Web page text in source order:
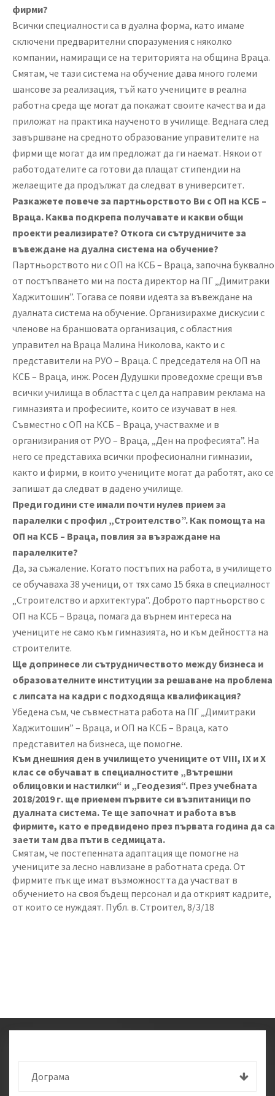
фирми?
Всички специалности са в дуална форма, като имаме
сключени предварителни споразумения с няколко
компании, намиращи се на територията на община Враца.
Смятам, че тази система на обучение дава много големи
шансове за реализация, тъй като учениците в реална
работна среда ще могат да покажат своите качества и да
приложат на практика наученото в училище. Веднага след
завършване на средното образование управителите на
фирми ще могат да им предложат да ги наемат. Някои от
работодателите са готови да плащат стипендии на
желаещите да продължат да следват в университет.
Разкажете повече за партньорството Ви с ОП на КСБ –
Враца. Каква подкрепа получавате и какви общи
проекти реализирате? Откога си сътрудничите за
въвеждане на дуална система на обучение?
Партньорството ни с ОП на КСБ – Враца, започна буквално
от постъпването ми на поста директор на ПГ „Димитраки
Хаджитошин”. Тогава се появи идеята за въвеждане на
дуалната система на обучение. Организирахме дискусии с
членове на браншовата организация, с областния
управител на Враца Малина Николова, както и с
представители на РУО – Враца. С председателя на ОП на
КСБ – Враца, инж. Росен Дудушки проведохме срещи във
всички училища в областта с цел да направим реклама на
гимназията и професиите, които се изучават в нея.
Съвместно с ОП на КСБ – Враца, участвахме и в
организирания от РУО – Враца, „Ден на професията”. На
него се представиха всички професионални гимназии,
както и фирми, в които учениците могат да работят, ако се
запишат да следват в дадено училище.
Преди години сте имали почти нулев прием за
паралелки с профил „Строителство”. Как помощта на
ОП на КСБ – Враца, повлия за възраждане на
паралелките?
Да, за съжаление. Когато постъпих на работа, в училището
се обучаваха 38 ученици, от тях само 15 бяха в специалност
„Строителство и архитектура”. Доброто партньорство с
ОП на КСБ – Враца, помага да върнем интереса на
учениците не само към гимназията, но и към дейността на
строителите.
Ще допринесе ли сътрудничеството между бизнеса и
образователните институции за решаване на проблема
с липсата на кадри с подходяща квалификация?
Убедена съм, че съвместната работа на ПГ „Димитраки
Хаджитошин” – Враца, и ОП на КСБ – Враца, като
представител на бизнеса, ще помогне.
Към днешния ден в училището учениците от VIII, IX и X
клас се обучават в специалностите „Вътрешни
облицовки и настилки“ и „Геодезия“. През учебната
2018/2019 г. ще приемем първите си възпитаници по
дуалната система. Те ще започнат и работа във
фирмите, като е предвидено през първата година да са
заети там два пъти в седмицата.
Смятам, че постепенната адаптация ще помогне на
учениците за лесно навлизане в работната среда. От
фирмите пък ще имат възможността да участват в
обучението на своя бъдещ персонал и да открият кадрите,
от които се нуждаят. Публ. в. Строител, 8/3/18
Дограма